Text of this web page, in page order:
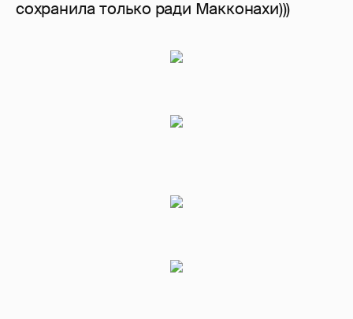
сохранила только ради Макконахи)))